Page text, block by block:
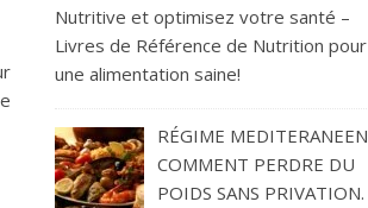
Nutritive et optimisez votre santé –
Livres de Référence de Nutrition pour
une alimentation saine!
RÉGIME MEDITERANEEN
COMMENT PERDRE DU
POIDS SANS PRIVATION.